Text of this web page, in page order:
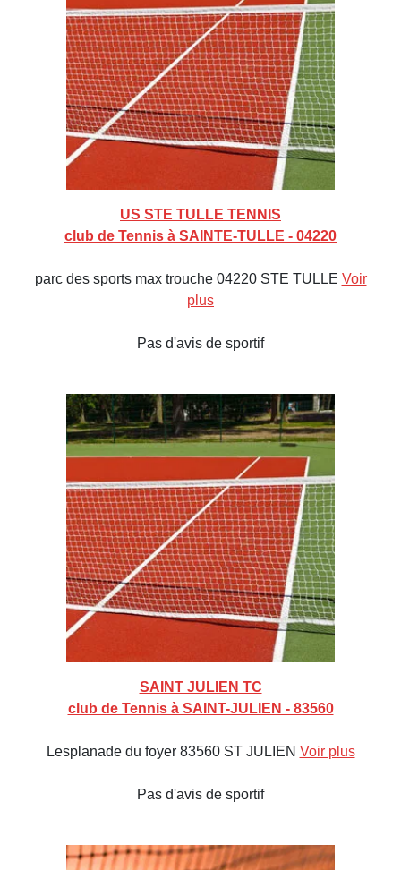
US STE TULLE TENNIS
club de Tennis à SAINTE-TULLE - 04220
parc des sports max trouche 04220 STE TULLE Voir
plus
Pas d'avis de sportif
SAINT JULIEN TC
club de Tennis à SAINT-JULIEN - 83560
Lesplanade du foyer 83560 ST JULIEN Voir plus
Pas d'avis de sportif